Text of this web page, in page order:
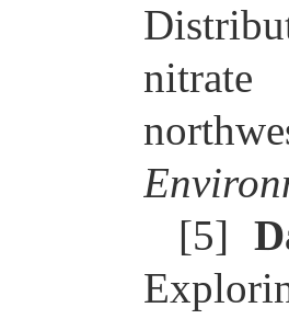
nitrate
[5]